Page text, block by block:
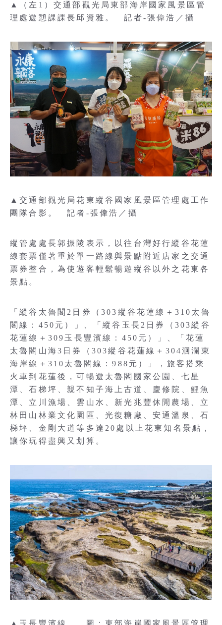
▲（左1）交通部觀光局東部海岸國家風景區管
理處遊憩課課長邱資雅。 記者-張偉浩／攝
▲交通部觀光局花東縱谷國家風景區管理處工作
團隊合影。 記者-張偉浩／攝
縱管處處長郭振陵表示，以往台灣好行縱谷花蓮
線套票僅著重於單一路線與景點附近店家之交通
票券整合，為使遊客輕鬆暢遊縱谷以外之花東各
景點。
「縱谷太魯閣2日券（303縱谷花蓮線＋310太魯
閣線：450元）」、「縱谷玉長2日券（303縱谷
花蓮線＋309玉長豐濱線：450元）」、「花蓮
太魯閣山海3日券（303縱谷花蓮線＋304洄瀾東
海岸線＋310太魯閣線：988元）」，旅客搭乘
火車到花蓮後，可暢遊太魯閣國家公園、七星
潭、石梯坪、親不知子海上古道、慶修院、鯉魚
潭、立川漁場、雲山水、新光兆豐休閒農場、立
林田山林業文化園區、光復糖廠、安通溫泉、石
梯坪、金剛大道等多達20處以上花東知名景點，
讓你玩得盡興又划算。
▲玉長豐濱線。 圖：東部海岸國家風景區管理